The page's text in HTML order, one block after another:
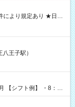
金GET♪ お仕事後はコ
間】試
王子駅）